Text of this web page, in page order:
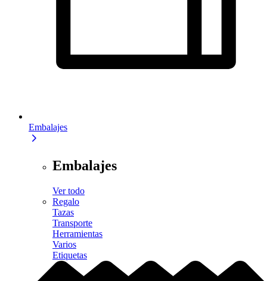
Embalajes
Embalajes
Ver todo
Regalo
Tazas
Transporte
Herramientas
Varios
Etiquetas